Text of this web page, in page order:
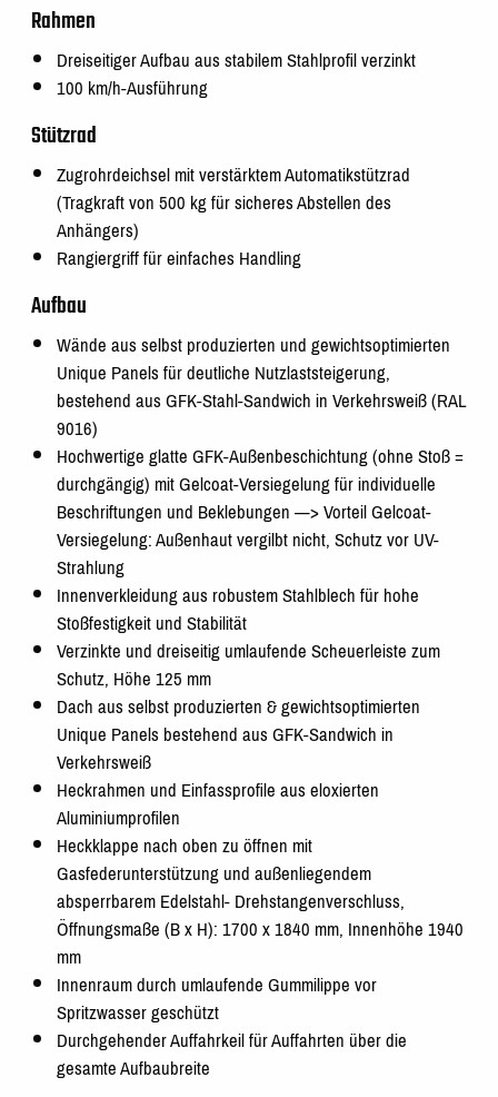
Rahmen
Dreiseitiger Aufbau aus stabilem Stahlprofil verzinkt
100 km/h-Ausführung
Stützrad
Zugrohrdeichsel mit verstärktem Automatikstützrad
(Tragkraft von 500 kg für sicheres Abstellen des
Anhängers)
Rangiergriff für einfaches Handling
Aufbau
Wände aus selbst produzierten und gewichtsoptimierten
Unique Panels für deutliche Nutzlaststeigerung,
bestehend aus GFK-Stahl-Sandwich in Verkehrsweiß (RAL
9016)
Hochwertige glatte GFK-Außenbeschichtung (ohne Stoß =
durchgängig) mit Gelcoat-Versiegelung für individuelle
Beschriftungen und Beklebungen —> Vorteil Gelcoat-
Versiegelung: Außenhaut vergilbt nicht, Schutz vor UV-
Strahlung
Innenverkleidung aus robustem Stahlblech für hohe
Stoßfestigkeit und Stabilität
Verzinkte und dreiseitig umlaufende Scheuerleiste zum
Schutz, Höhe 125 mm
Dach aus selbst produzierten & gewichtsoptimierten
Unique Panels bestehend aus GFK-Sandwich in
Verkehrsweiß
Heckrahmen und Einfassprofile aus eloxierten
Aluminiumprofilen
Heckklappe nach oben zu öffnen mit
Gasfederunterstützung und außenliegendem
absperrbarem Edelstahl- Drehstangenverschluss,
Öffnungsmaße (B x H): 1700 x 1840 mm, Innenhöhe 1940
mm
Innenraum durch umlaufende Gummilippe vor
Spritzwasser geschützt
Durchgehender Auffahrkeil für Auffahrten über die
gesamte Aufbaubreite